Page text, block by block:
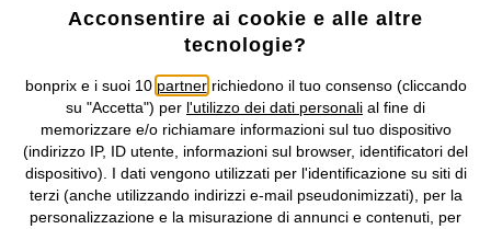
I prezzi sono IVA inclusa. Non includonole spese di spedizione e i
costi di servizio.
Condizioni di vendita Accessibilità
Informativa privacy e cookie Gestione dei cookie
Informazioni legali Diritto di recesso
Acconsentire ai cookie e alle altre
tecnologie?
bonprix e i suoi 10 partnerrichiedono il tuo consenso (cliccando
su "Accetta") per l'utilizzo dei dati personali al fine di
memorizzare e/o richiamare informazioni sul tuo dispositivo
(indirizzo IP, ID utente, informazioni sul browser, identificatori del
dispositivo). I dati vengono utilizzati per l'identificazione su siti di
terzi (anche utilizzando indirizzi e-mail pseudonimizzati), per la
personalizzazione e la misurazione di annunci e contenuti, per